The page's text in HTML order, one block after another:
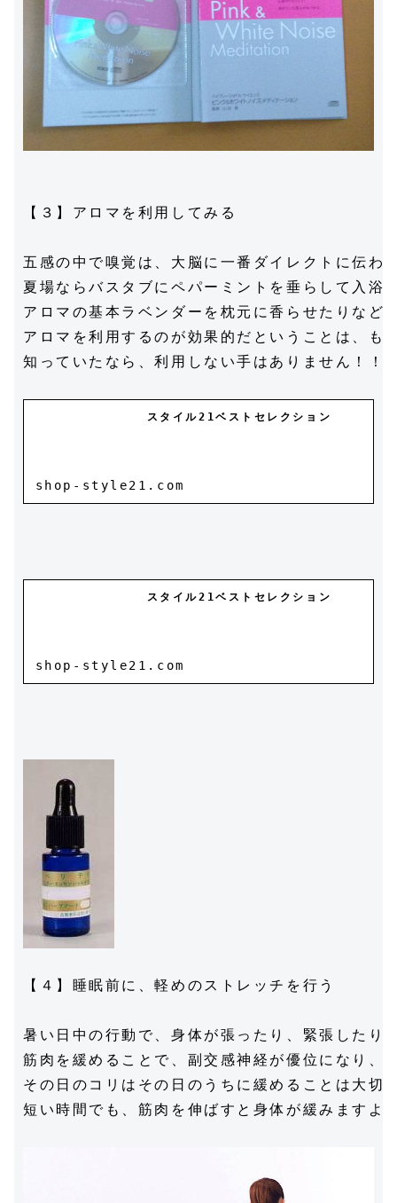
【３】アロマを利用してみる
五感の中で嗅覚は、大脳に一番ダイレクトに伝わ
夏場ならバスタブにペパーミントを垂らして入浴
アロマの基本ラベンダーを枕元に香らせたりなど
アロマを利用するのが効果的だということは、も
知っていたなら、利用しない手はありません！！
スタイル21ベストセレクション
shop-style21.com
スタイル21ベストセレクション
shop-style21.com
【４】睡眠前に、軽めのストレッチを行う
暑い日中の行動で、身体が張ったり、緊張したり
筋肉を緩めることで、副交感神経が優位になり、
その日のコリはその日のうちに緩めることは大切
短い時間でも、筋肉を伸ばすと身体が緩みますよ